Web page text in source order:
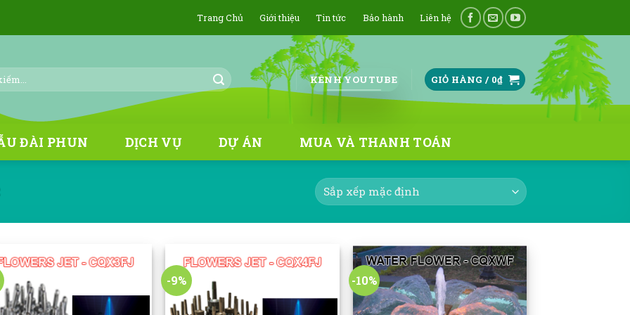
Trang Chủ Giới thiệu Tin tức Bảo hành Liên hệ
KÊNH YOUTUBE GIỎ HÀNG / 0₫
ĐÀI PHUN DỊCH VỤ DỰ ÁN MUA VÀ THANH TOÁN
-9%
Add to
-10%
Add to